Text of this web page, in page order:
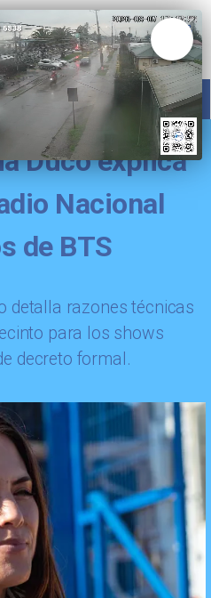
DEPORTES
Duco explica
Nacional
de BTS
detalla razones técnicas
para los shows
decreto formal.